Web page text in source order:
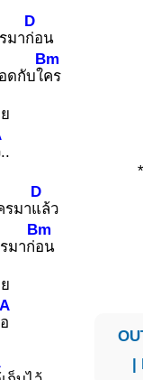
มา
D
ก่อน
ดกับใ
Bm
คร
รมา
D
แล้ว
มาก่
Bm
อน
อ
|